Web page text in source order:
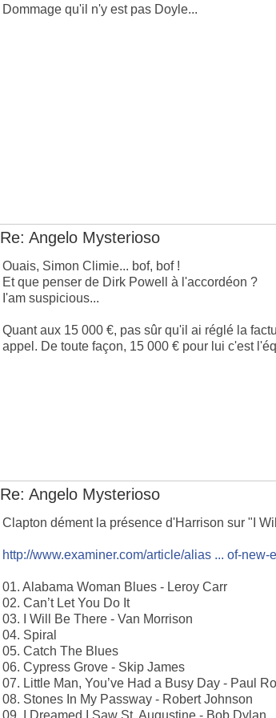
Dommage qu'il n'y est pas Doyle...
Re: Angelo Mysterioso
Ouais, Simon Climie... bof, bof !
Et que penser de Dirk Powell à l'accordéon ?
I'am suspicious...
Quant aux 15 000 €, pas sûr qu'il ai réglé la
appel. De toute façon, 15 000 € pour lui c'est
Re: Angelo Mysterioso
Clapton dément la présence d'Harrison sur "I
http://www.examiner.com/article/alias ... of-
01. Alabama Woman Blues - Leroy Carr
02. Can’t Let You Do It
03. I Will Be There - Van Morrison
04. Spiral
05. Catch The Blues
06. Cypress Grove - Skip James
07. Little Man, You’ve Had a Busy Day - Paul
08. Stones In My Passway - Robert Johnson
09. I Dreamed I Saw St. Augustine - Bob Dylan